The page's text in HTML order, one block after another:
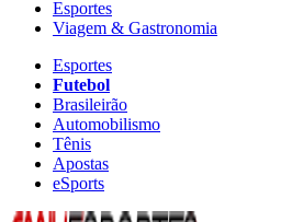
Esportes
Viagem & Gastronomia
Esportes
Futebol
Brasileirão
Automobilismo
Tênis
Apostas
eSports